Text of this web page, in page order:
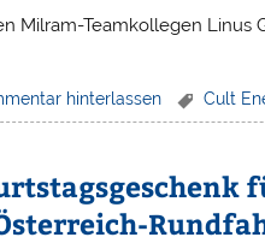
Milram-Teamkollegen Linus
hinterlassen Cult